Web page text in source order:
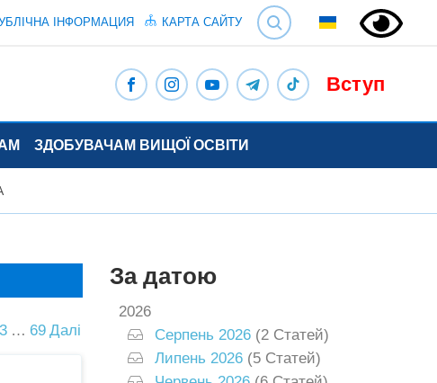
SEARCH
ІНФОРМАЦИЯ КАРТА САЙТУ
Вступ
ЗДОБУВАЧАМ ВИЩОЇ ОСВІТИ
… 69 Далі
За датою
2026
Серпень 2026(2 Статей)
Липень 2026(5 Статей)